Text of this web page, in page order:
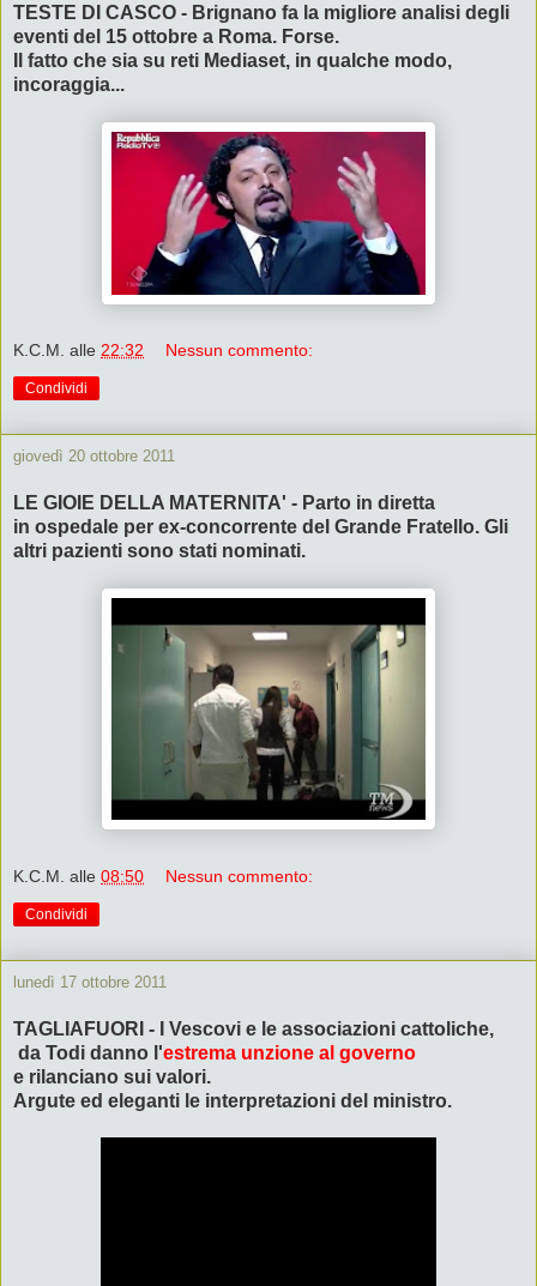
TESTE DI CASCO - Brignano fa la migliore analisi degli
eventi del 15 ottobre a Roma. Forse.
Il fatto che sia su reti Mediaset, in qualche modo,
incoraggia...
K.C.M. alle 22:32 Nessun commento:
Condividi
giovedì 20 ottobre 2011
LE GIOIE DELLA MATERNITA' - Parto in diretta
in ospedale per ex-concorrente del Grande Fratello. Gli
altri pazienti sono stati nominati.
K.C.M. alle 08:50 Nessun commento:
Condividi
lunedì 17 ottobre 2011
TAGLIAFUORI - I Vescovi e le associazioni cattoliche,
da Todi danno l'estrema unzione al governo
e rilanciano sui valori.
Argute ed eleganti le interpretazioni del ministro.